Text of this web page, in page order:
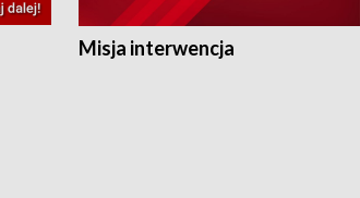
Misja interwencja